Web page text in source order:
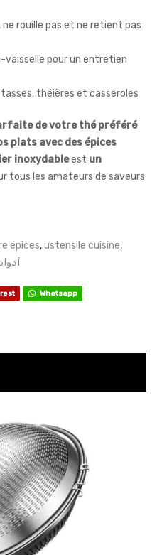
, ne rouille pas et ne retient pas
vaisselle pour un entretien
tasses, théières et casseroles
de votre thé préféré
plats avec des épices
inoxydableest un
tous les amateurs de saveurs
épices,ustensile cuisine,
Whatsapp